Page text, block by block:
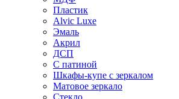
Пластик
Alvic Luxe
Эмаль
Акрил
ДСП
С патиной
Шкафы-купе с зеркалом
Матовое зеркало
Стекло